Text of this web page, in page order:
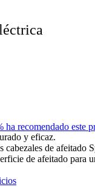
ha recomendado este
y eficaz.
cabezales de afeitado
de afeitado para